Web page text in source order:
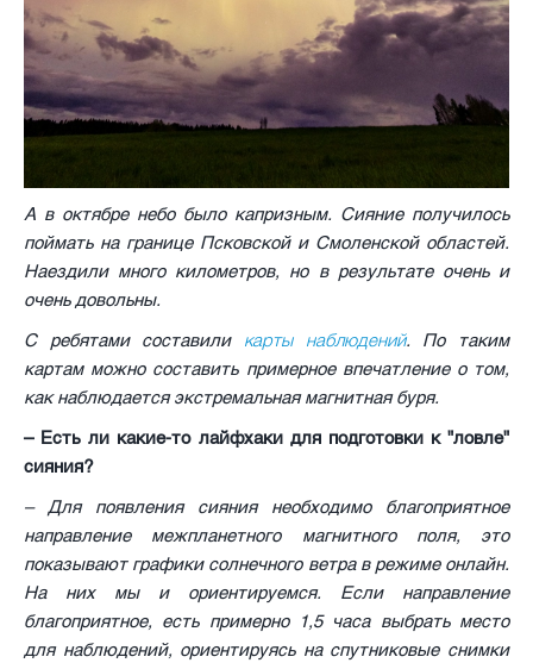
А в октябре небо было капризным. Сияние получилось
поймать на границе Псковской и Смоленской областей.
Наездили много километров, но в результате очень и
очень довольны.
С ребятами составили карты наблюдений. По таким
картам можно составить примерное впечатление о том,
как наблюдается экстремальная магнитная буря.
– Есть ли какие-то лайфхаки для подготовки к "ловле"
сияния?
– Для появления сияния необходимо благоприятное
направление межпланетного магнитного поля, это
показывают графики солнечного ветра в режиме онлайн.
На них мы и ориентируемся. Если направление
благоприятное, есть примерно 1,5 часа выбрать место
для наблюдений, ориентируясь на спутниковые снимки